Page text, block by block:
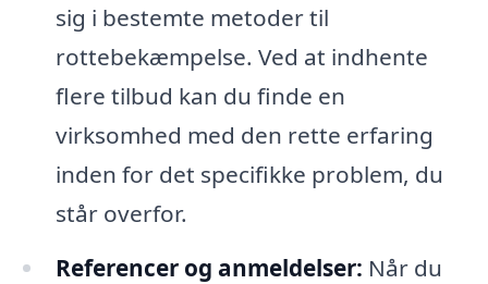
sig i bestemte metoder til
rottebekæmpelse. Ved at indhente
flere tilbud kan du finde en
virksomhed med den rette erfaring
inden for det specifikke problem, du
står overfor.
Referencer og anmeldelser: Når du